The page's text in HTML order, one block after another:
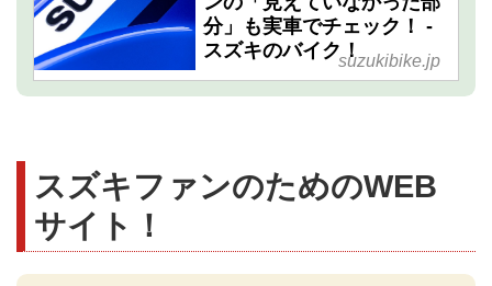
分」も実車でチェック！ -
スズキのバイク！suzukibike.jp
スズキファンのためのWEB
サイト！